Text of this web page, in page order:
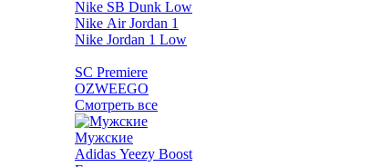
Nike SB Dunk Low
Nike Air Jordan 1
Nike Jordan 1 Low
SC Premiere
OZWEEGO
Смотреть все
Мужские
Adidas Yeezy Boost